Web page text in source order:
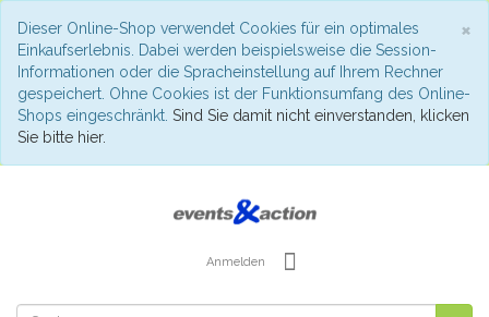
×
Dieser Online-Shop verwendet Cookies für ein optimales
Einkaufserlebnis. Dabei werden beispielsweise die Session-
Informationen oder die Spracheinstellung auf Ihrem Rechner
gespeichert. Ohne Cookies ist der Funktionsumfang des Online-
Shops eingeschränkt. Sind Sie damit nicht einverstanden, klicken
Sie bitte hier.
Anmelden